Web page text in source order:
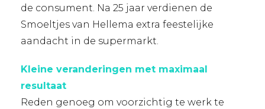
de consument. Na 25 jaar verdienen de
Smoeltjes van Hellema extra feestelijke
aandacht in de supermarkt.
Kleine veranderingen met maximaal
resultaat
Reden genoeg om voorzichtig te werk te